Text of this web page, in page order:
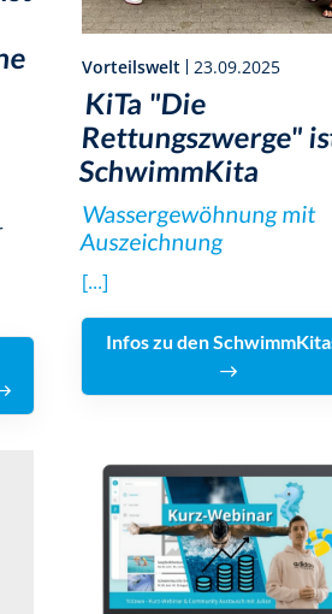
Vorteilswelt 23.09.2025
KiTa "Die
Rettungszwerge"
SchwimmKita
Wassergewöhnung mit
Auszeichnung
[...]
Infos zu den